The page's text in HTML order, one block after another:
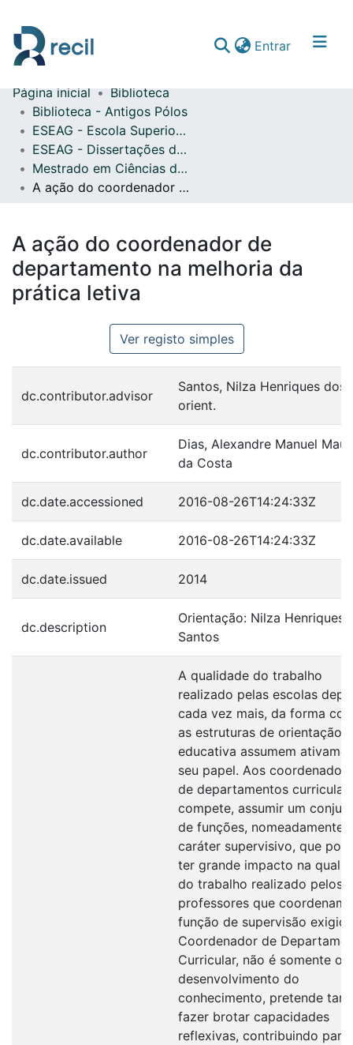
Entrar(current)
Comunidades & Coleções
Percorrer repositório
Estatísticas
Página inicial
Biblioteca
Biblioteca - Antigos Pólos
ESEAG - Escola Superior de Educação Almeida Garrett
ESEAG - Dissertações de Mestrado
Mestrado em Ciências da Educação na Área de Especialização em Supervisão Pedagógica e Formação de Formadores
A ação do coordenador de departamento na melhoria da prática letiva
A ação do coordenador de
departamento na melhoria da
prática letiva
Ver registo simples
dc.contributor.advisor
Santos, Nilza Henriques dos,
orient.
dc.contributor.author
Dias, Alexandre Manuel
da Costa
dc.date.accessioned 2016-08-26T14:24:33Z
dc.date.available 2016-08-26T14:24:33Z
dc.date.issued 2014
dc.description
Orientação: Nilza Henriques
Santos
A qualidade do trabalho
realizado pelas escolas
cada vez mais, da forma
as estruturas de orientação
educativa assumem
seu papel. Aos
de departamentos
compete, assumir um
de funções, nomeadamente
caráter supervisivo, que
ter grande impacto na
do trabalho realizado pelos
professores que coordenam.
função de supervisão
Coordenador de
Curricular, não é somente o
desenvolvimento do
conhecimento, pretende
fazer brotar capacidades
reflexivas, contribuindo para